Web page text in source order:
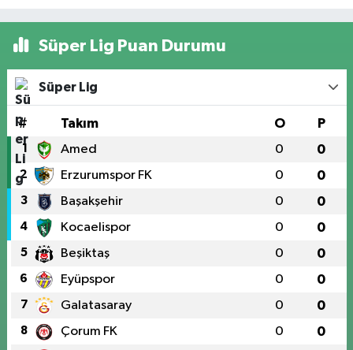
Süper Lig Puan Durumu
Süper Lig
# Takım O P
1 Amed 0 0
2 Erzurumspor FK 0 0
3 Başakşehir 0 0
4 Kocaelispor 0 0
5 Beşiktaş 0 0
6 Eyüpspor 0 0
7 Galatasaray 0 0
8 Çorum FK 0 0